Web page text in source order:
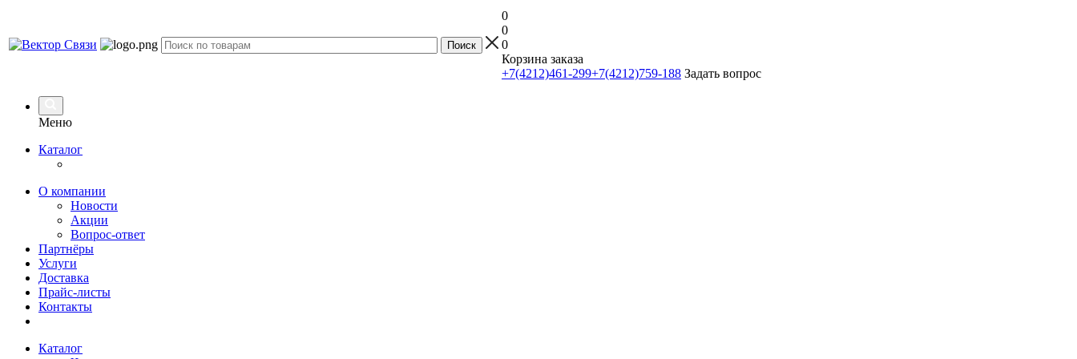
0
0
0
Корзина заказа
+7(4212)461-299+7(4212)759-188 Задать вопрос
Меню
Каталог
О компании
Новости
Акции
Вопрос-ответ
Партнёры
Услуги
Доставка
Прайс-листы
Контакты
Каталог